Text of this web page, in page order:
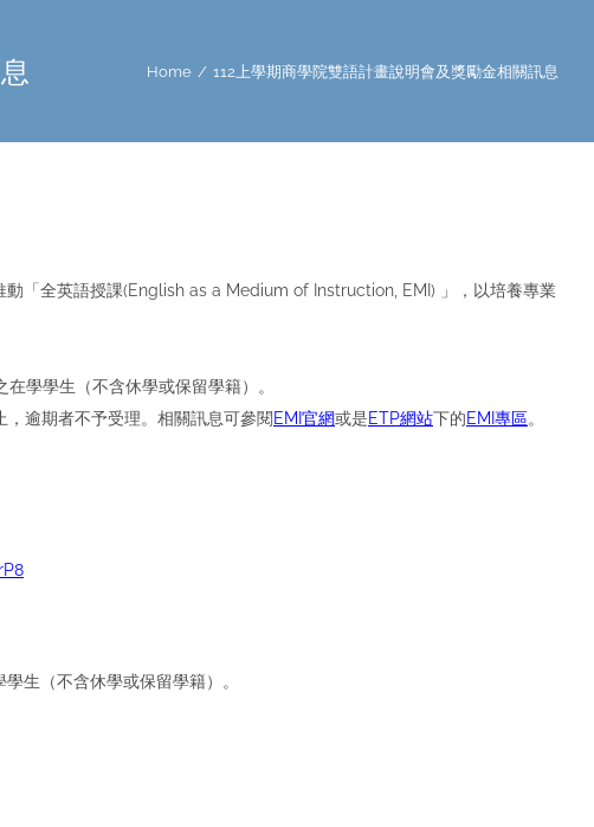
Home / 112上學期商學院雙語計畫說明會及獎勵金相關訊息
「全英語授課(English as a Medium of Instruction, EMI) 」，以培養專業
學學生（不含休學或保留學籍）。
，逾期者不予受理。相關訊息可參閱 EMI官網或是ETP網站下的EMI專區。
生（不含休學或保留學籍）。